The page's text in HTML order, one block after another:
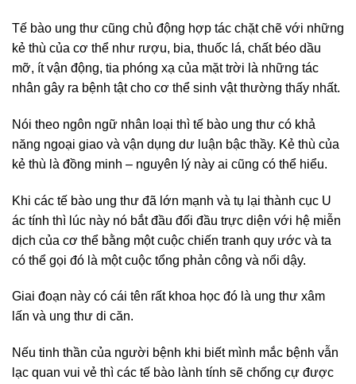
Tế bào ung thư cũng chủ động hợp tác chặt chẽ với những
kẻ thù của cơ thể như rượu, bia, thuốc lá, chất béo dầu
mỡ, ít vận động, tia phóng xạ của mặt trời là những tác
nhân gây ra bệnh tật cho cơ thể sinh vật thường thấy nhất.
Nói theo ngôn ngữ nhân loại thì tế bào ung thư có khả
năng ngoại giao và vận dụng dư luận bậc thầy. Kẻ thù của
kẻ thù là đồng minh – nguyên lý này ai cũng có thể hiểu.
Khi các tế bào ung thư đã lớn mạnh và tụ lại thành cục U
ác tính thì lúc này nó bắt đầu đối đầu trực diện với hệ miễn
dịch của cơ thể bằng một cuộc chiến tranh quy ước và ta
có thể gọi đó là một cuộc tổng phản công và nổi dậy.
Giai đoạn này có cái tên rất khoa học đó là ung thư xâm
lấn và ung thư di căn.
Nếu tinh thần của người bệnh khi biết mình mắc bệnh vẫn
lạc quan vui vẻ thì các tế bào lành tính sẽ chống cự được